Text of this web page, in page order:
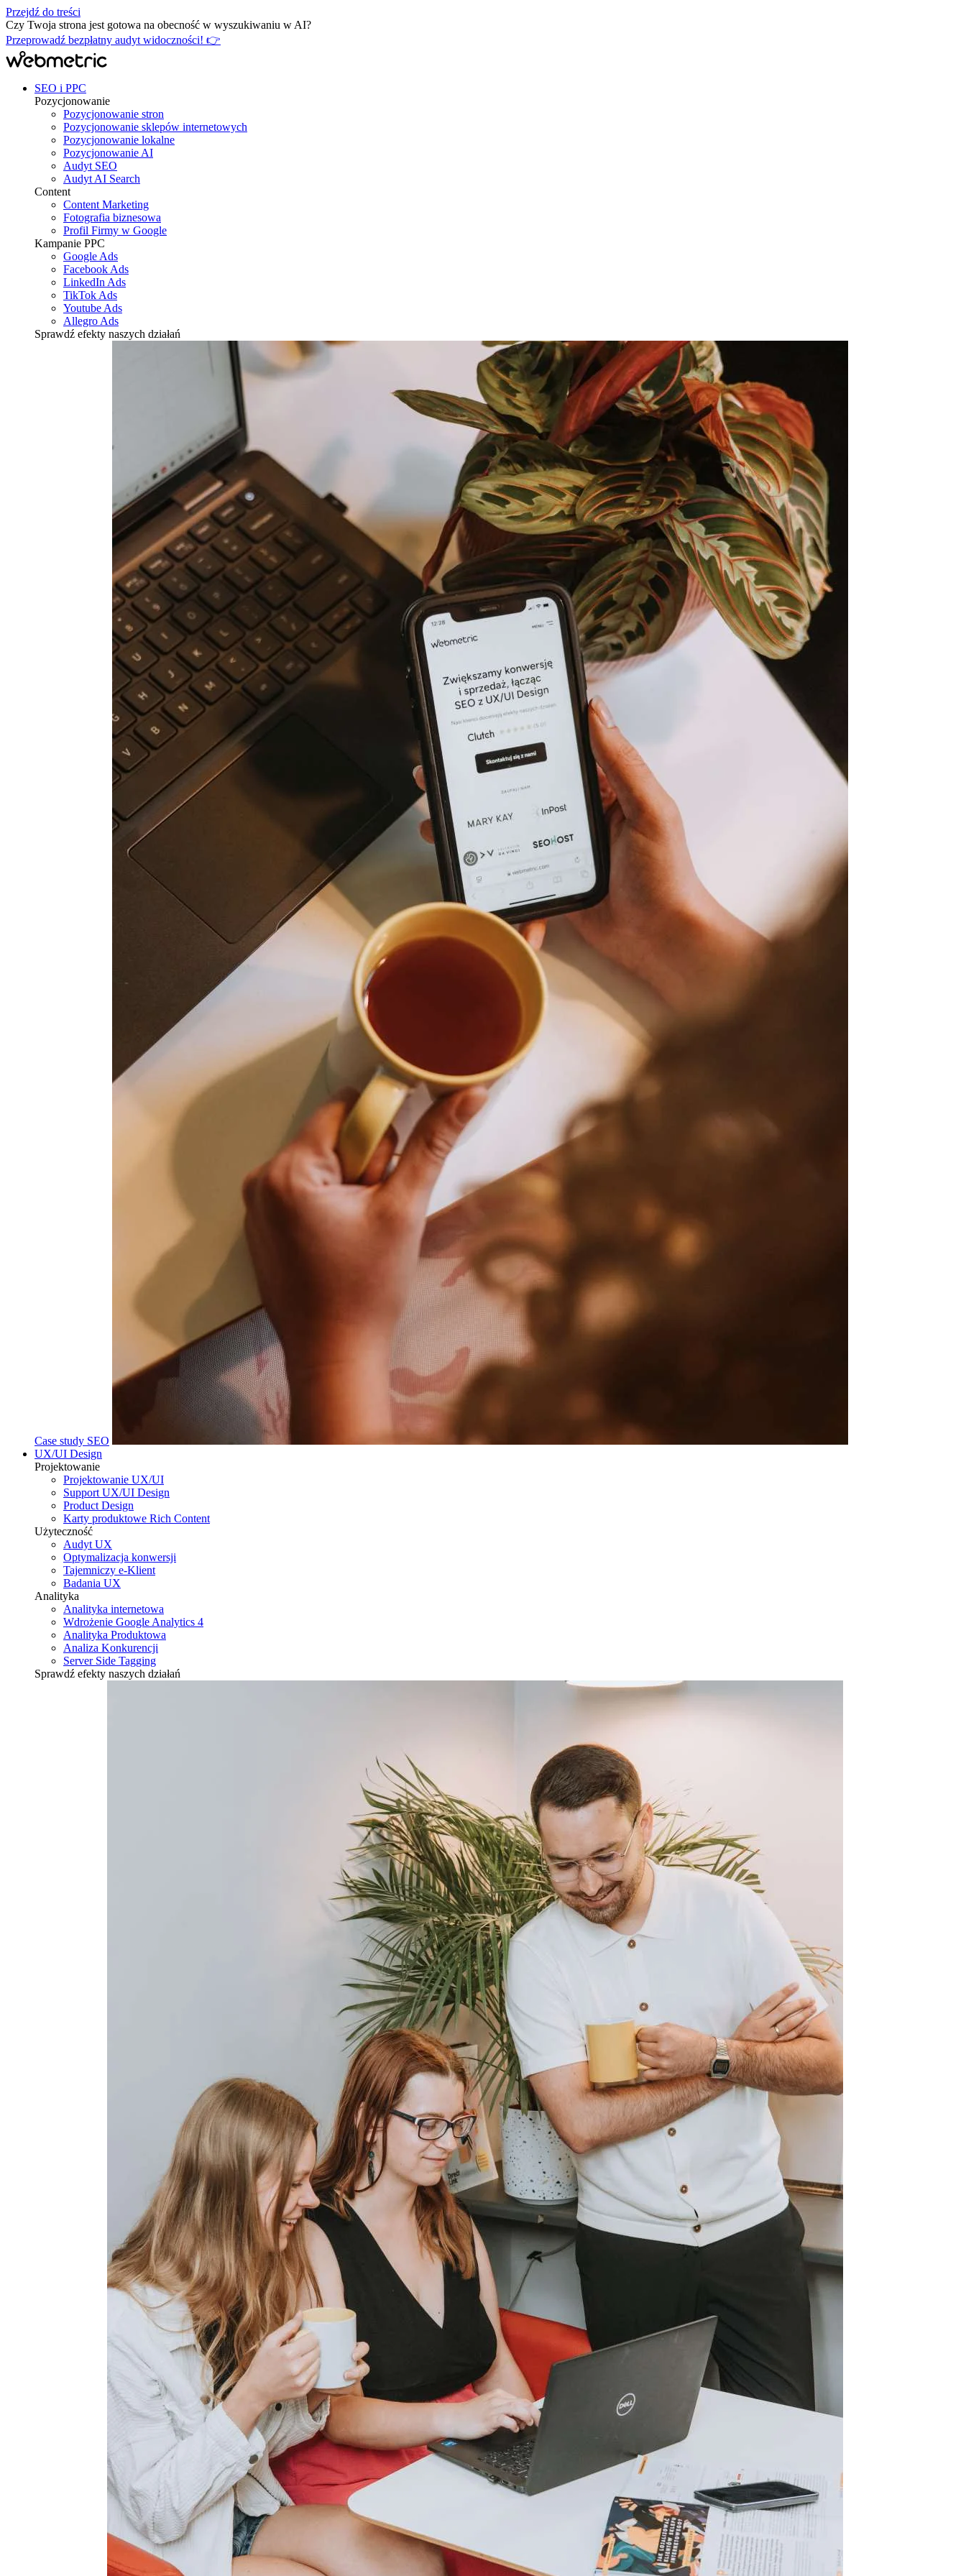
Przejdź do treści
Czy Twoja strona jest gotowa na obecność w wyszukiwaniu w AI?
Przeprowadź bezpłatny audyt widoczności! 👉
SEO i PPC
Pozycjonowanie
Pozycjonowanie stron
Pozycjonowanie sklepów internetowych
Pozycjonowanie lokalne
Pozycjonowanie AI
Audyt SEO
Audyt AI Search
Content
Content Marketing
Fotografia biznesowa
Profil Firmy w Google
Kampanie PPC
Google Ads
Facebook Ads
LinkedIn Ads
TikTok Ads
Youtube Ads
Allegro Ads
Sprawdź efekty naszych działań
Case study SEO
UX/UI Design
Projektowanie
Projektowanie UX/UI
Support UX/UI Design
Product Design
Karty produktowe Rich Content
Użyteczność
Audyt UX
Optymalizacja konwersji
Tajemniczy e-Klient
Badania UX
Analityka
Analityka internetowa
Wdrożenie Google Analytics 4
Analityka Produktowa
Analiza Konkurencji
Server Side Tagging
Sprawdź efekty naszych działań